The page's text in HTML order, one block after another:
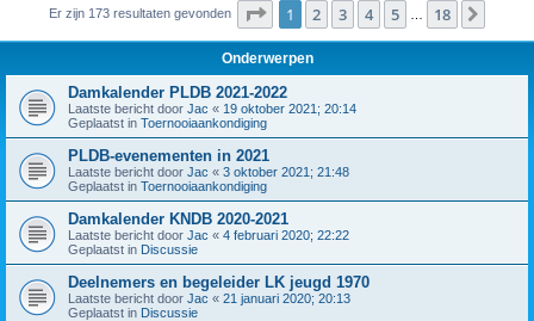
Er zijn 173 resultaten gevonden Pagina van 18
1 2 3 4 5 18
Onderwerpen
Damkalender PLDB 2021-2022
Laatste bericht door Jac « 19 oktober 2021; 20:14
Geplaatst in Toernooiaankondiging
PLDB-evenementen in 2021
Laatste bericht door Jac « 3 oktober 2021; 21:48
Geplaatst in Toernooiaankondiging
Damkalender KNDB 2020-2021
Laatste bericht door Jac « 4 februari 2020; 22:22
Geplaatst in Discussie
Deelnemers en begeleider LK jeugd 1970
Laatste bericht door Jac « 21 januari 2020; 20:13
Geplaatst in Discussie